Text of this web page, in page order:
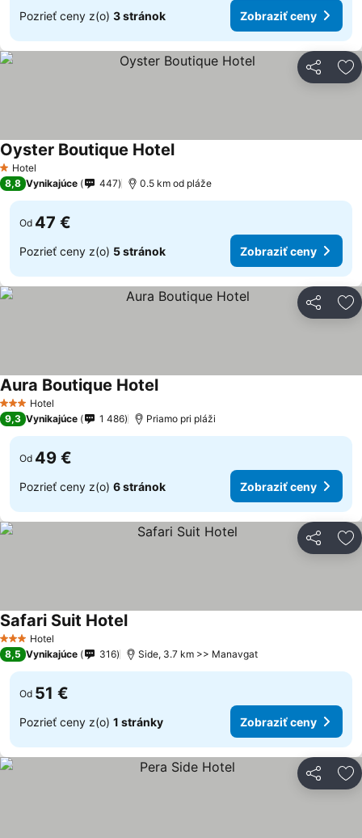
Pozrieť ceny z(o) 3 stránok Zobraziť ceny
Zdieľať
1 Počet hviezdičiek
Hotel
Oyster Boutique Hotel
8,8 Vynikajúce 447 0.5 km od pláže
Od 47 €
Pozrieť ceny z(o) 5 stránok Zobraziť ceny
Zdieľať
3 Počet hviezdičiek
Hotel
Aura Boutique Hotel
9,3 Vynikajúce 1 486 Priamo pri pláži
Od 49 €
Pozrieť ceny z(o) 6 stránok Zobraziť ceny
Zdieľať
3 Počet hviezdičiek
Hotel
Safari Suit Hotel
8,5 Vynikajúce 316 Side, 3.7 km >> Manavgat
Od 51 €
Pozrieť ceny z(o) 1 stránky Zobraziť ceny
Zdieľať